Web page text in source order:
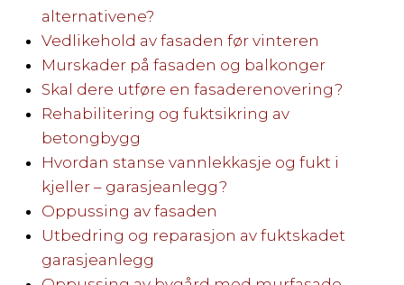
alternativene?
Vedlikehold av fasaden før vinteren
Murskader på fasaden og balkonger
Skal dere utføre en fasaderenovering?
Rehabilitering og fuktsikring av
betongbygg
Hvordan stanse vannlekkasje og fukt i
kjeller – garasjeanlegg?
Oppussing av fasaden
Utbedring og reparasjon av fuktskadet
garasjeanlegg